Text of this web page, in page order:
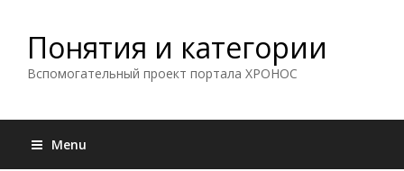
Понятия и категории
Вспомогательный проект портала ХРОНОС
Menu